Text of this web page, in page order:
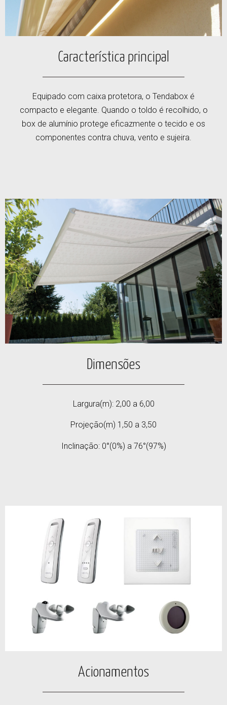
Característica principal
Equipado com caixa protetora, o Tendabox é
compacto e elegante. Quando o toldo é recolhido, o
box de alumínio protege eficazmente o tecido e os
componentes contra chuva, vento e sujeira.
Dimensões
Largura(m): 2,00 a 6,00
Projeção(m) 1,50 a 3,50
Inclinação: 0°(0%) a 76°(97%)
Acionamentos